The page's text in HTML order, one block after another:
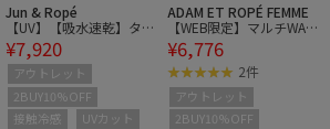
Jun & Ropé
【UV】【吸水速乾】タイ
ダイプリントノースリー
ブワンピース
¥7,920
アウトレット
2BUY10%OFF
接触冷感
UVカット
ADAM ET ROPÉ FEMME
【WEB限定】マルチWAY
ヘンリーネックワンピー
ス
¥6,776
2件
アウトレット
2BUY10%OFF